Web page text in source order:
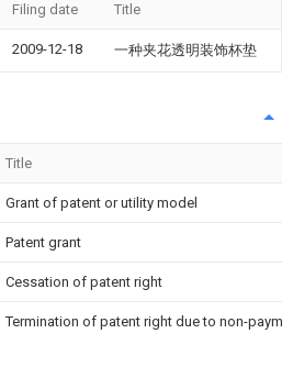
Filing date Title
2009-12-18 一种夹花透明装饰杯垫
Title
Grant of patent or utility model
Patent grant
Cessation of patent right
Termination of patent right due to non-